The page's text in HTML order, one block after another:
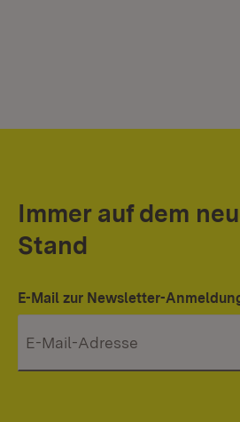
Immer auf dem
Stand
E-Mail zur Newsletter-